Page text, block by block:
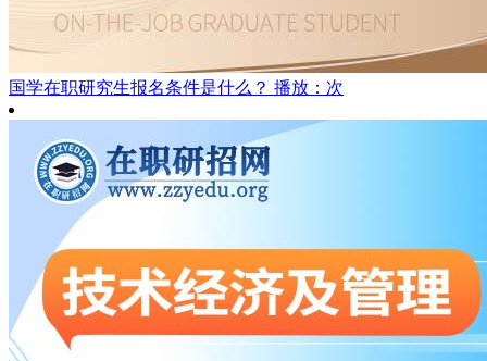
国学在职研究生报名条件是什么？ 播放：次